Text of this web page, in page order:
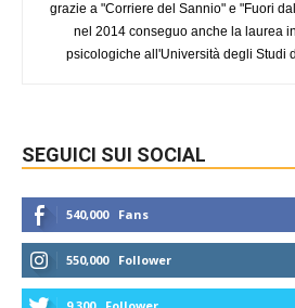
grazie a "Corriere del Sannio" e "Fuori
nel 2014 conseguo anche la laurea
psicologiche all'Università degli Studi
SEGUICI SUI SOCIAL
540,000 Fans
550,000 Follower